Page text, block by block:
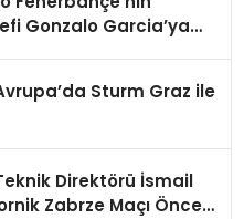
Gonzalo Garcia’ya
Sturm Graz ile
Direktörü İsmail
Zabrze Maçı Öncesi